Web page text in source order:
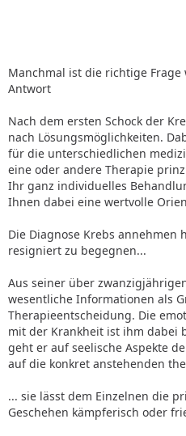
Manchmal ist die richtige
Antwort
Nach dem ersten Schock der
nach Lösungsmöglichkeiten.
für die unterschiedlichen
eine oder andere Therapie
Ihr ganz individuelles
Ihnen dabei eine wertvolle
Die Diagnose Krebs annehmen
resigniert zu begegnen...
Aus seiner über
wesentliche Informationen als
Therapieentscheidung. Die
mit der Krankheit ist ihm dabei
geht er auf seelische Aspekte
auf die konkret anstehenden
... sie lässt dem Einzelnen die
Geschehen kämpferisch oder